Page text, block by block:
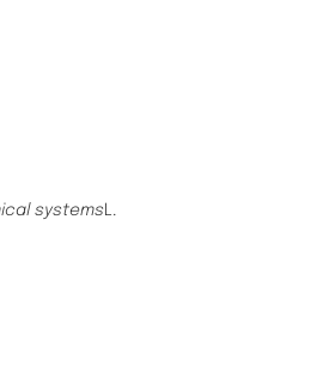
systemsL.